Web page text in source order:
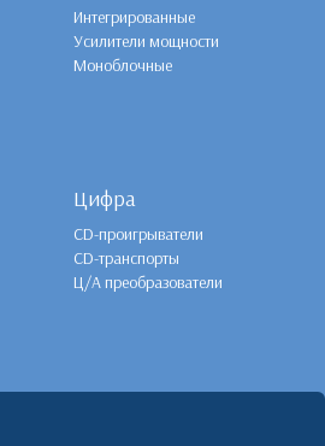
Интегрированные
Усилители мощности
Моноблочные
Цифра
CD-проигрыватели
CD-транспорты
Ц/А преобразователи